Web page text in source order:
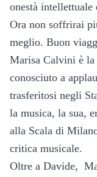
onestà
Ora non soffrirai
meglio. Buon
Marisa Calvini è
conosciuto a
trasferitosi negli
la musica, la sua,
alla Scala di
critica musicale.
Oltre a Davide,